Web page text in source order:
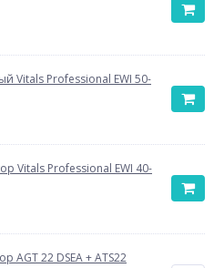
Vitals Professional EWI 50-
Vitals Professional EWI 40-
AGT 22 DSEA + ATS22